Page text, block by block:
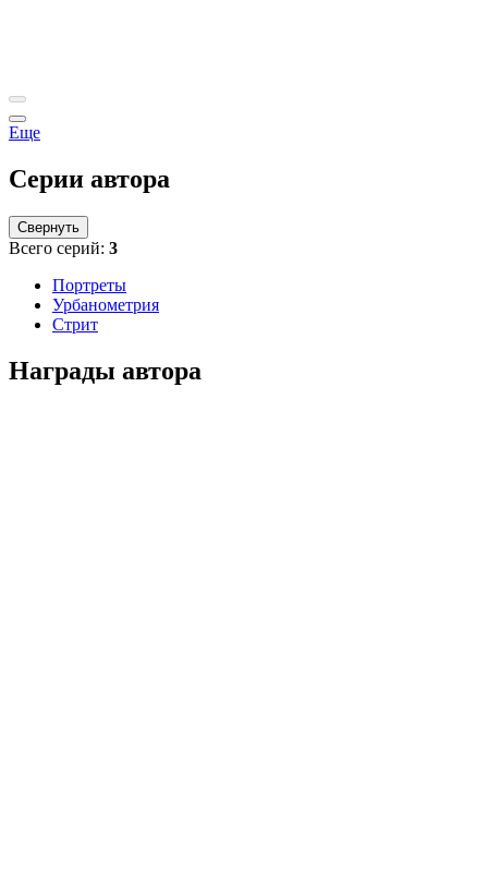
Еще
Серии автора
Свернуть
Всего серий: 3
Портреты
Урбанометрия
Стрит
Награды автора